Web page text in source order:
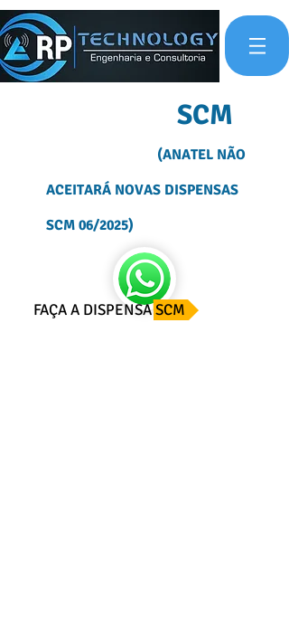
SCM
(ANATEL NÃO
ACEITARÁ NOVAS DISPENSAS
SCM 06/2025)
FAÇA A DISPENSA SCM